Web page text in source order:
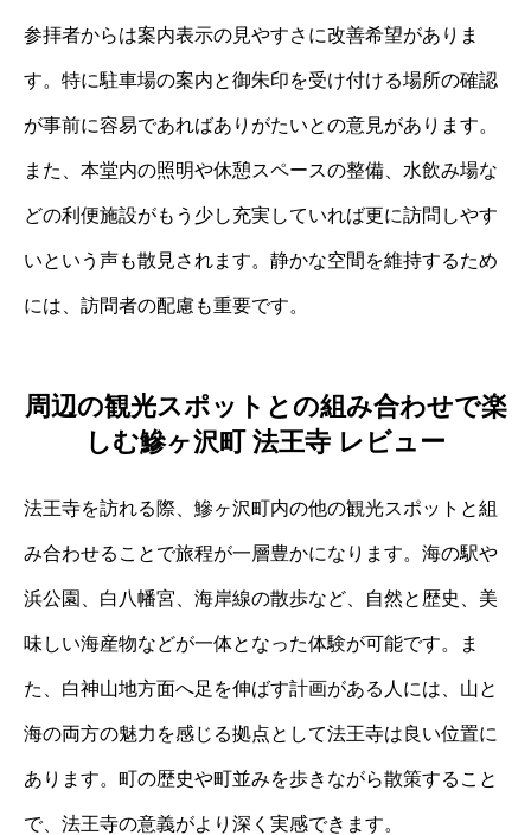
参拝者からは案内表示の見やすさに改善希望がありま
す。特に駐車場の案内と御朱印を受け付ける場所の確認
が事前に容易であればありがたいとの意見があります。
また、本堂内の照明や休憩スペースの整備、水飲み場な
どの利便施設がもう少し充実していれば更に訪問しやす
いという声も散見されます。静かな空間を維持するため
には、訪問者の配慮も重要です。
周辺の観光スポットとの組み合わせで楽
しむ鰺ヶ沢町 法王寺 レビュー
法王寺を訪れる際、鰺ヶ沢町内の他の観光スポットと組
み合わせることで旅程が一層豊かになります。海の駅や
浜公園、白八幡宮、海岸線の散歩など、自然と歴史、美
味しい海産物などが一体となった体験が可能です。ま
た、白神山地方面へ足を伸ばす計画がある人には、山と
海の両方の魅力を感じる拠点として法王寺は良い位置に
あります。町の歴史や町並みを歩きながら散策すること
で、法王寺の意義がより深く実感できます。